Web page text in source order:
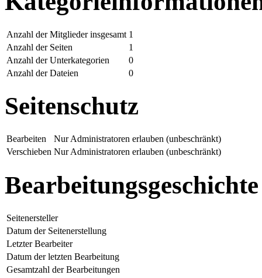
Anzahl der Mitglieder insgesamt 1
Anzahl der Seiten
1
Anzahl der Unterkategorien
0
Anzahl der Dateien
0
Seitenschutz
Bearbeiten
Nur Administratoren erlauben (unbeschränkt)
Verschieben Nur Administratoren erlauben (unbeschränkt)
Bearbeitungsgeschichte
Seitenersteller
Datum der Seitenerstellung
Letzter Bearbeiter
Datum der letzten Bearbeitung
Gesamtzahl der Bearbeitungen